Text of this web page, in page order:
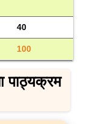
40
100
पाठ्यक्रम